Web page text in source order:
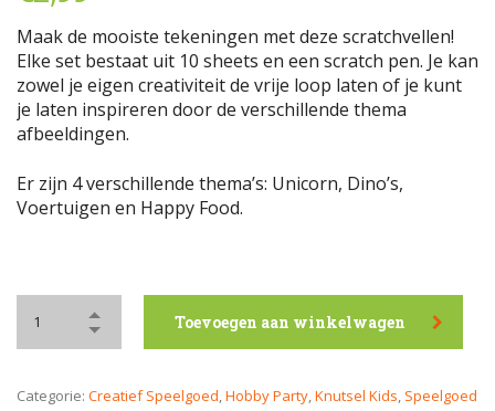
Maak de mooiste tekeningen met deze scratchvellen!
Elke set bestaat uit 10 sheets en een scratch pen. Je kan
zowel je eigen creativiteit de vrije loop laten of je kunt
je laten inspireren door de verschillende thema
afbeeldingen.
Er zijn 4 verschillende thema’s: Unicorn, Dino’s,
Voertuigen en Happy Food.
Toevoegen aan winkelwagen
Categorie: Creatief Speelgoed,Hobby Party,Knutsel Kids, Speelgoed